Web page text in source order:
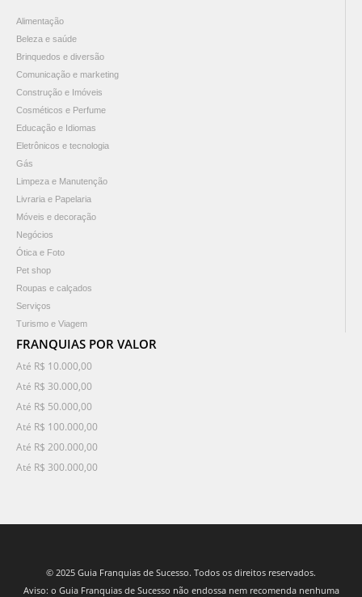
Alimentação
Beleza e saúde
Brinquedos e diversão
Comunicação e marketing
Construção e Imóveis
Cosméticos e Perfume
Educação e Idiomas
Eletrônicos e tecnologia
Gás
Limpeza e Manutenção
Livraria e Papelaria
Móveis e decoração
Negócios
Ótica e Foto
Pet shop
Roupas e calçados
Serviços
Turismo e Viagem
FRANQUIAS POR VALOR
Até R$ 10.000,00
Até R$ 30.000,00
Até R$ 50.000,00
Até R$ 100.000,00
Até R$ 200.000,00
Até R$ 300.000,00
© 2025 Guia Franquias de Sucesso. Todos os direitos reservados.
Aviso: o Guia Franquias de Sucesso não endossa nem recomenda nenhuma